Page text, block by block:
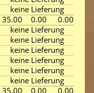
keine Lieferung
35.00 0.00
0.00
keine Lieferung
keine Lieferung
keine Lieferung
keine Lieferung
keine Lieferung
keine Lieferung
35.00 0.00
0.00